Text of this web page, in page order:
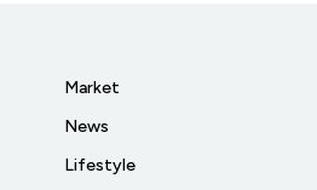
Market
News
Lifestyle